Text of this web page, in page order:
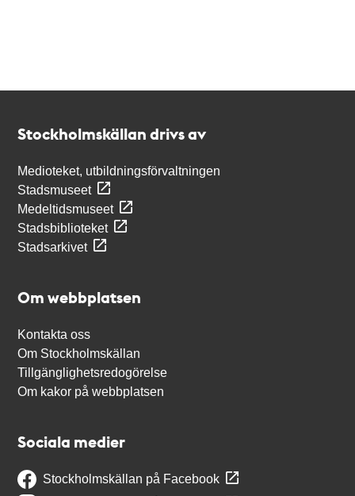
Stockholmskällan drivs av
Medioteket, utbildningsförvaltningen
Stadsmuseet
Medeltidsmuseet
Stadsbiblioteket
Stadsarkivet
Om webbplatsen
Kontakta oss
Om Stockholmskällan
Tillgänglighetsredogörelse
Om kakor på webbplatsen
Sociala medier
Stockholmskällan på Facebook